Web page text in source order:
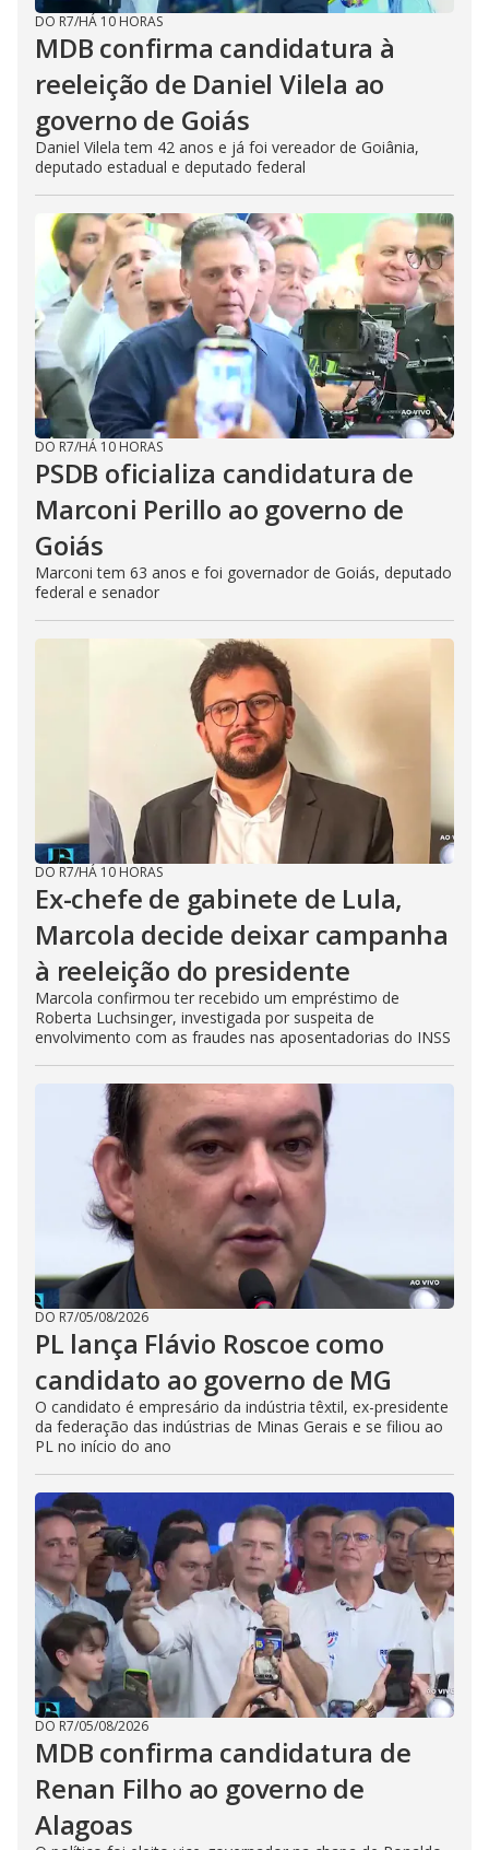
DO R7/HÁ 10 HORAS
MDB confirma candidatura à
reeleição de Daniel Vilela ao
governo de Goiás
Daniel Vilela tem 42 anos e já foi vereador de Goiânia,
deputado estadual e deputado federal
DO R7/HÁ 10 HORAS
PSDB oficializa candidatura de
Marconi Perillo ao governo de
Goiás
Marconi tem 63 anos e foi governador de Goiás, deputado
federal e senador
DO R7/HÁ 10 HORAS
Ex-chefe de gabinete de Lula,
Marcola decide deixar campanha
à reeleição do presidente
Marcola confirmou ter recebido um empréstimo de
Roberta Luchsinger, investigada por suspeita de
envolvimento com as fraudes nas aposentadorias do INSS
DO R7/05/08/2026
PL lança Flávio Roscoe como
candidato ao governo de MG
O candidato é empresário da indústria têxtil, ex-presidente
da federação das indústrias de Minas Gerais e se filiou ao
PL no início do ano
DO R7/05/08/2026
MDB confirma candidatura de
Renan Filho ao governo de
Alagoas